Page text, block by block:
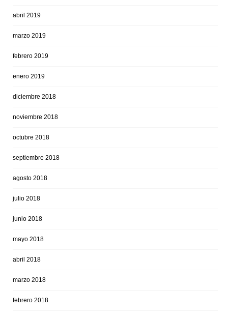
abril 2019
marzo 2019
febrero 2019
enero 2019
diciembre 2018
noviembre 2018
octubre 2018
septiembre 2018
agosto 2018
julio 2018
junio 2018
mayo 2018
abril 2018
marzo 2018
febrero 2018